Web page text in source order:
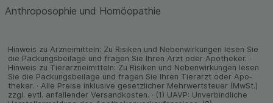
Anthroposophie und Homöopathie
Hinweis zu Arzneimitteln: Zu Risiken und Neben­wirkungen lesen Sie
die Packungs­beilage und fragen Sie Ihren Arzt oder Apo­theker. ·
Hinweis zu Tier­arz­nei­mitteln: Zu Risiken und Neben­wirkungen lesen
Sie die Packungs­beilage und fragen Sie Ihren Tier­arzt oder Apo­
theker. · Alle Preise inklusive gesetz­licher Mehrwertsteuer (MwSt.)
zzgl. evtl. anfallender Versand­kosten. · (1) UAVP: Unverbindliche